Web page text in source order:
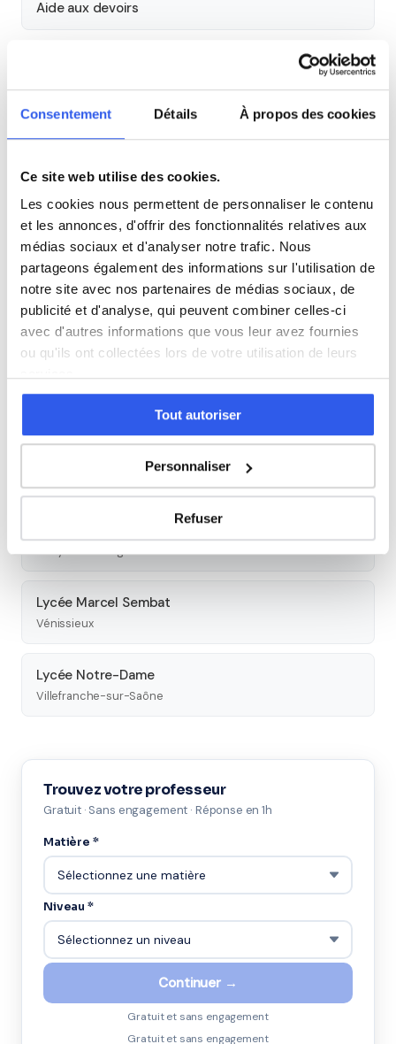
Consentement Détails À propos des cookies
Ce site web utilise des cookies.
Les cookies nous permettent de personnaliser le contenu
et les annonces, d'offrir des fonctionnalités relatives aux
médias sociaux et d'analyser notre trafic. Nous
partageons également des informations sur l'utilisation de
notre site avec nos partenaires de médias sociaux, de
publicité et d'analyse, qui peuvent combiner celles-ci
avec d'autres informations que vous leur avez fournies
ou qu'ils ont collectées lors de votre utilisation de leurs
Tout autoriser
Personnaliser
Refuser
Aide aux devoirs
Seconde Première Terminale
Découvrez l'ensemble de notre offre à Lyon :
Voir tous les
cours à Lyon →
Autres lycées à proximité
Lycée professionnel Don Bosco
Lyon
Lycée La Martinière Diderot - site Diderot
Thizy-les-Bourgs
Lycée Marcel Sembat
Vénissieux
Lycée Notre-Dame
Villefranche-sur-Saône
Trouvez votre professeur
Gratuit · Sans engagement · Réponse en 1h
Matière *
Niveau *
Continuer →
Gratuit et sans engagement
Gratuit et sans engagement